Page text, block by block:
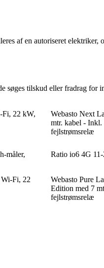
af en autoriseret
tilskud eller fradrag for
Fi, 22 kW,
Webasto Next
mtr. kabel -
fejlstrømsrelæ
måler,
Ratio io6 4G
Fi, 22
Webasto Pure
Edition med 7
fejlstrømsrelæ